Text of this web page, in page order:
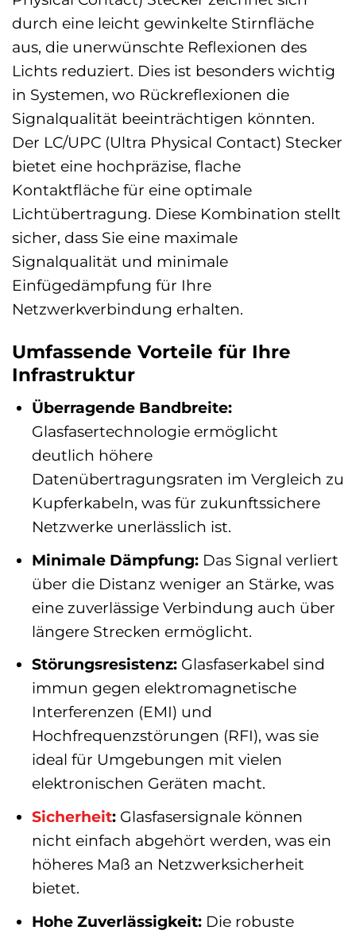
durch eine leicht gewinkelte Stirnfläche
aus, die unerwünschte Reflexionen des
Lichts reduziert. Dies ist besonders wichtig
in Systemen, wo Rückreflexionen die
Signalqualität beeinträchtigen könnten.
Der LC/UPC (Ultra Physical Contact) Stecker
bietet eine hochpräzise, flache
Kontaktfläche für eine optimale
Lichtübertragung. Diese Kombination stellt
sicher, dass Sie eine maximale
Signalqualität und minimale
Einfügedämpfung für Ihre
Netzwerkverbindung erhalten.
Umfassende Vorteile für Ihre
Infrastruktur
Überragende Bandbreite:
Glasfasertechnologie ermöglicht
deutlich höhere
Datenübertragungsraten im Vergleich zu
Kupferkabeln, was für zukunftssichere
Netzwerke unerlässlich ist.
Minimale Dämpfung:Das Signal verliert
über die Distanz weniger an Stärke, was
eine zuverlässige Verbindung auch über
längere Strecken ermöglicht.
Störungsresistenz:Glasfaserkabel sind
immun gegen elektromagnetische
Interferenzen (EMI) und
Hochfrequenzstörungen (RFI), was sie
ideal für Umgebungen mit vielen
elektronischen Geräten macht.
Sicherheit:Glasfasersignale können
nicht einfach abgehört werden, was ein
höheres Maß an Netzwerksicherheit
bietet.
Hohe Zuverlässigkeit:Die robuste